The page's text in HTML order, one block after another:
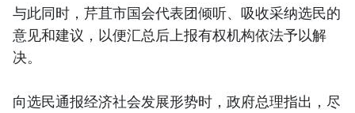
与此同时，芹苴市国会代表团倾听、吸收采纳选民的
意见和建议，以便汇总后上报有权机构依法予以解
决。
向选民通报经济社会发展形势时，政府总理指出，尽